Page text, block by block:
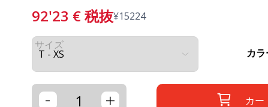
92'23 €税抜¥15224
サイズ
カラ
- + カー